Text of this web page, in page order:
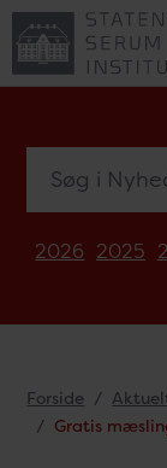
2026 2025
Forside
Gratis